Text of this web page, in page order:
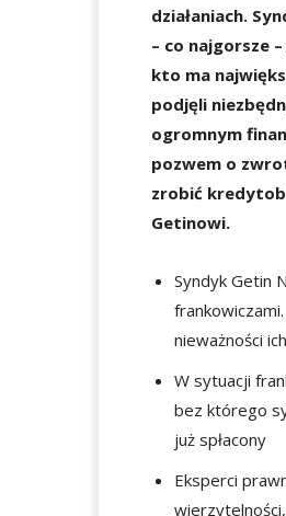
działaniach.
– co najgorsze
kto ma
podjęli
ogromnym
pozwem o
zrobić
Getinowi.
Syndyk Getin
nieważności
W sytuacji
bez którego
już spłacony
Eksperci